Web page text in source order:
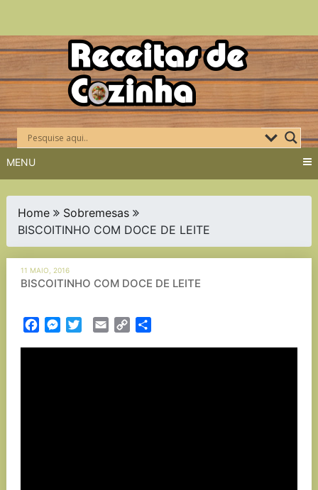
Skip
to
content
MENU
Home
Sobremesas
BISCOITINHO COM DOCE DE LEITE
11 MAIO, 2016
BISCOITINHO COM DOCE DE LEITE
FacebookMessenger
TwitterEmail Copy